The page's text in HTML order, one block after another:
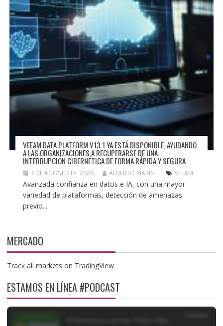
VEEAM DATA PLATFORM V13.1 YA ESTÁ DISPONIBLE, AYUDANDO
A LAS ORGANIZACIONES A RECUPERARSE DE UNA
INTERRUPCIÓN CIBERNÉTICA DE FORMA RÁPIDA Y SEGURA
3 DE AGOSTO DE 2026 ALBERTO MARIN VEEAM
Avanzada confianza en datos e IA, con una mayor
variedad de plataformas, detección de amenazas
previo...
MERCADO
Track all markets on TradingView
ESTAMOS EN LÍNEA #PODCAST